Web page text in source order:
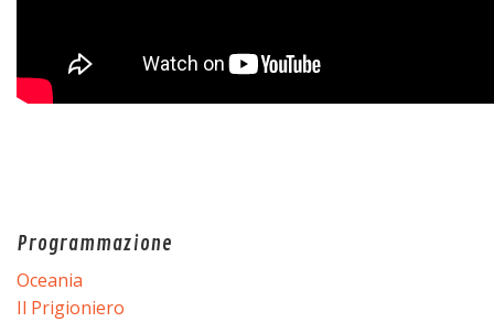
Programmazione
Oceania
Il Prigioniero